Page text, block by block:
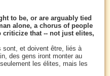
to be, or are arguably tied
alone, a chorus of people
that -- not just elites,
sont, et doivent être, liés à
des gens iront monter au
les élites, mais les